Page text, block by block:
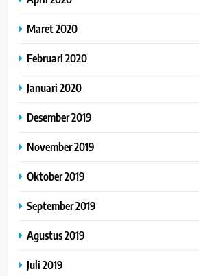
Maret 2020
Februari 2020
Januari 2020
Desember 2019
November 2019
Oktober 2019
September 2019
Agustus 2019
Juli 2019